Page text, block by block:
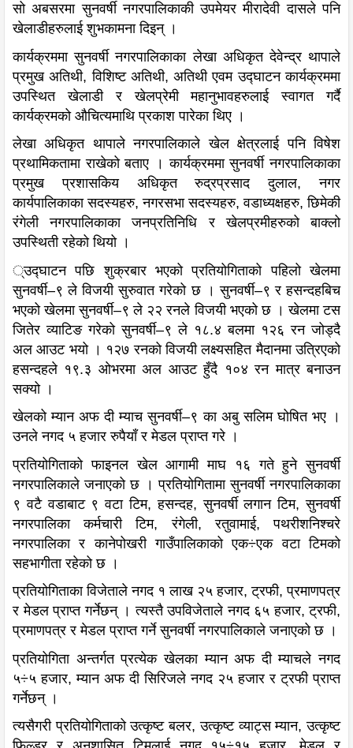
सो अबसरमा सुनवर्षी नगरपालिकाकी उपमेयर मीरादेवी दासले पनि
खेलाडीहरुलाई शुभकामना दिइन् ।
कार्यक्रममा सुनवर्षी नगरपालिकाका लेखा अधिकृत देवेन्द्र थापाले
प्रमुख अतिथी, विशिष्ट अतिथी, अतिथी एवम उद्घाटन कार्यक्रममा
उपस्थित खेलाडी र खेलप्रेमी महानुभावहरुलाई स्वागत गर्दै
कार्यक्रमको औचित्यमाथि प्रकाश पारेका थिए ।
लेखा अधिकृत थापाले नगरपालिकाले खेल क्षेत्रलाई पनि विषेश
प्रथामिकतामा राखेको बताए । कार्यक्रममा सुनवर्षी नगरपालिकाका
प्रमुख प्रशासकिय अधिकृत रुद्रप्रसाद दुलाल, नगर
कार्यपालिकाका सदस्यहरु, नगरसभा सदस्यहरु, वडाध्यक्षहरु, छिमेकी
रंगेली नगरपालिकाका जनप्रतिनिधि र खेलप्रमीहरुको बाक्लो
उपस्थिती रहेको थियो ।
्उद्घाटन पछि शुक्रबार भएको प्रतियोगिताको पहिलो खेलमा
सुनवर्षी–९ ले विजयी सुरुवात गरेको छ । सुनवर्षी–९ र हसन्दहबिच
भएको खेलमा सुनवर्षी–९ ले २२ रनले विजयी भएको छ । खेलमा टस
जितेर व्याटिङ गरेको सुनवर्षी–९ ले १८.४ बलमा १२६ रन जोड्दै
अल आउट भयो । १२७ रनको विजयी लक्ष्यसहित मैदानमा उत्रिएको
हसन्दहले १९.३ ओभरमा अल आउट हुँदै १०४ रन मात्र बनाउन
सक्यो ।
खेलको म्यान अफ दी म्याच सुनवर्षी–९ का अबु सलिम घोषित भए ।
उनले नगद ५ हजार रुपैयाँ र मेडल प्राप्त गरे ।
प्रतियोगिताको फाइनल खेल आगामी माघ १६ गते हुने सुनवर्षी
नगरपालिकाले जनाएको छ । प्रतियोगितामा सुनवर्षी नगरपालिकाका
९ वटै वडाबाट ९ वटा टिम, हसन्दह, सुनवर्षी लगान टिम, सुनवर्षी
नगरपालिका कर्मचारी टिम, रंगेली, रतुवामाई, पथरीशनिश्चरे
नगरपालिका र कानेपोखरी गाउँपालिकाको एक÷एक वटा टिमको
सहभागीता रहेको छ ।
प्रतियोगिताका विजेताले नगद १ लाख २५ हजार, ट्रफी, प्रमाणपत्र
र मेडल प्राप्त गर्नेछन् । त्यस्तै उपविजेताले नगद ६५ हजार, ट्रफी,
प्रमाणपत्र र मेडल प्राप्त गर्ने सुनवर्षी नगरपालिकाले जनाएको छ ।
प्रतियोगिता अन्तर्गत प्रत्येक खेलका म्यान अफ दी म्याचले नगद
५÷५ हजार, म्यान अफ दी सिरिजले नगद २५ हजार र ट्रफी प्राप्त
गर्नेछन् ।
त्यसैगरी प्रतियोगिताको उत्कृष्ट बलर, उत्कृष्ट व्याट्स म्यान, उत्कृष्ट